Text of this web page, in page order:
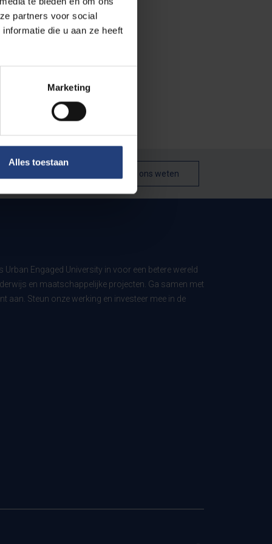
partners voor social
die u aan ze heeft
Marketing
Alles toestaan
Laat het ons weten
Urban Engaged University in voor een betere wereld
en maatschappelijke projecten. Ga samen met
aan. Steun onze werking en investeer mee in de